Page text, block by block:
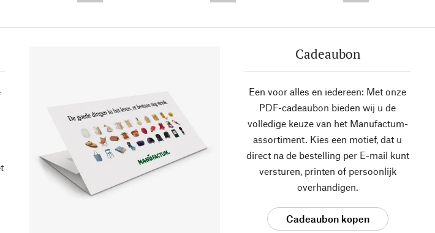
Cadeaubon
Een voor alles en iedereen: Met onze
PDF-cadeaubon bieden wij u de
volledige keuze van het Manufactum-
assortiment. Kies een motief, dat u
direct na de bestelling per E-mail kunt
versturen, printen of persoonlijk
overhandigen.
Cadeaubon kopen